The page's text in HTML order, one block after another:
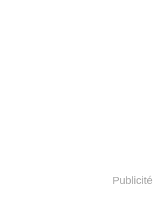
Publicité